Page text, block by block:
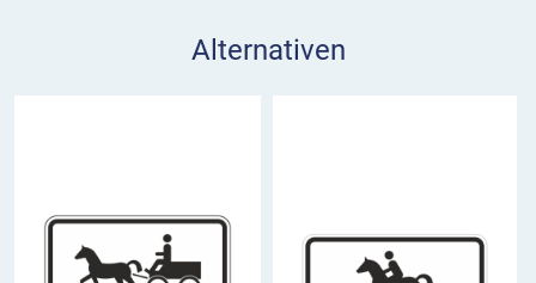
Alternativen